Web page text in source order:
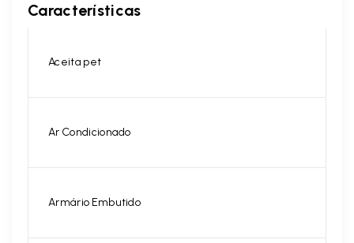
Características
Aceita pet
Ar Condicionado
Armário Embutido